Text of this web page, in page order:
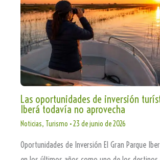
Las oportunidades de inversión
Iberá todavía no aprovecha
Noticias, Turismo •23 de junio de 2026
Oportunidades de Inversión El Gran Parque